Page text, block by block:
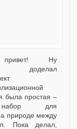
доделал
была простая –
для
природе между
Пока делал,